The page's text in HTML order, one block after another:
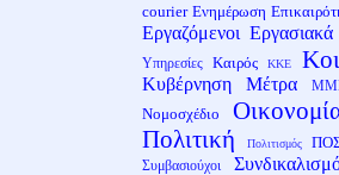
courier Ενημέρωση
Εργαζόμενοι Εργασιακά
Υπηρεσίες
Καιρός ΚΚΕ
Κυβέρνηση Μέτρα
Νομοσχέδιο
Πολιτική Πολιτισμός
Συμβασιούχοι